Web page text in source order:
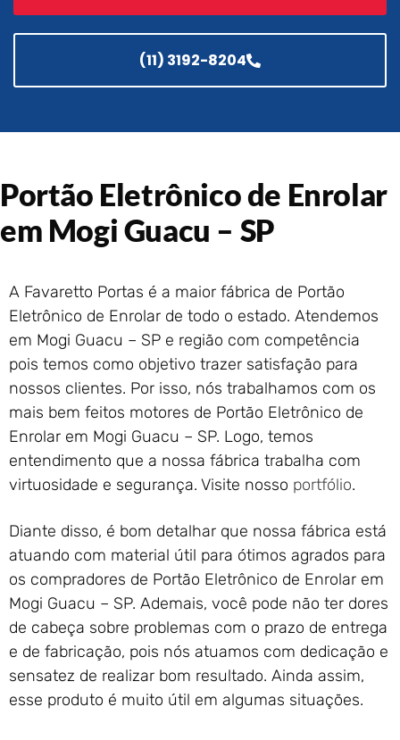
Portão de Garagem de
Meriti – RJ
Portão de Garagem de
Portão de Garagem de
Portão de Garagem de
Enrolar em Queimados – RJ
Portão de Garagem de
Portão de Garagem de
Enrolar em Paraty – RJ
Portão de Garagem de
Enrolar em Nova Iguaçu – RJ
Portão de Garagem de
Enrolar em Nova Friburgo –
RJ
(11) 3192-8204
Portão Eletrônico de Enrolar
em Mogi Guacu – SP
A Favaretto Portas é a maior fábrica de Portão
Eletrônico de Enrolar de todo o estado. Atendemos
em Mogi Guacu – SP e região com competência
pois temos como objetivo trazer satisfação para
nossos clientes. Por isso, nós trabalhamos com os
mais bem feitos motores de Portão Eletrônico de
Enrolar em Mogi Guacu – SP. Logo, temos
entendimento que a nossa fábrica trabalha com
virtuosidade e segurança. Visite nosso portfólio.
Diante disso, é bom detalhar que nossa fábrica está
atuando com material útil para ótimos agrados para
os compradores de Portão Eletrônico de Enrolar em
Mogi Guacu – SP. Ademais, você pode não ter dores
de cabeça sobre problemas com o prazo de entrega
e de fabricação, pois nós atuamos com dedicação e
sensatez de realizar bom resultado. Ainda assim,
esse produto é muito útil em algumas situações.